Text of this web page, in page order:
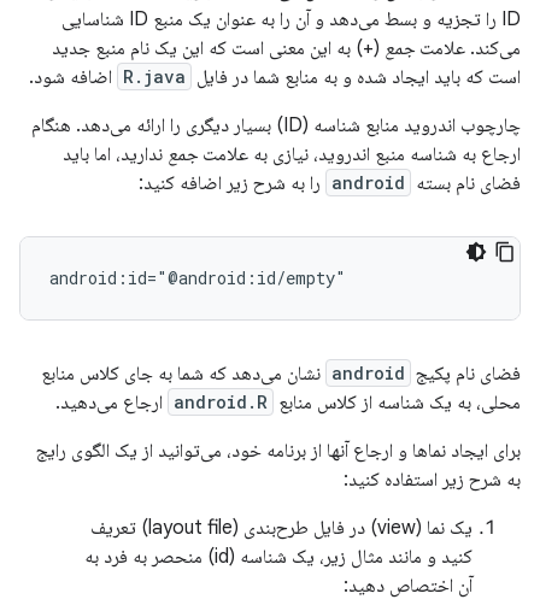
ID را تجزیه و بسط می‌دهد و آن را به عنوان یک منبع ID شناسایی
می‌کند. علامت جمع (+) به این معنی است که این یک نام منبع جدید
است که باید ایجاد شده و به منابع شما در فایل R.java اضافه شود.
چارچوب اندروید منابع شناسه (ID) بسیار دیگری را ارائه می‌دهد. هنگام
ارجاع به شناسه منبع اندروید، نیازی به علامت جمع ندارید، اما باید
فضای نام بسته android را به شرح زیر اضافه کنید:
android:id="@android:id/empty"
فضای نام پکیج android نشان می‌دهد که شما به جای کلاس منابع
محلی، به یک شناسه از کلاس منابع android.R ارجاع می‌دهید.
برای ایجاد نماها و ارجاع آنها از برنامه خود، می‌توانید از یک الگوی رایج
به شرح زیر استفاده کنید:
یک نما (view) در فایل طرح‌بندی (layout file) تعریف
کنید و مانند مثال زیر، یک شناسه (id) منحصر به فرد به
آن اختصاص دهید: